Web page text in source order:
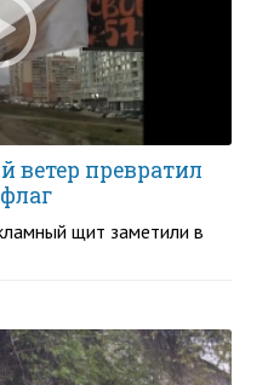
ветер превратил
щит заметили в